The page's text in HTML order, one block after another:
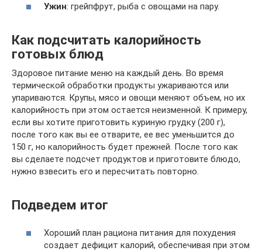
Ужин: грейпфрут, рыба с овощами на пару.
Как подсчитать калорийность
готовых блюд
Здоровое питание меню на каждый день. Во время
термической обработки продукты ужариваются или
упариваются. Крупы, мясо и овощи меняют объем, но их
калорийность при этом остается неизменной. К примеру,
если вы хотите приготовить куриную грудку (200 г),
после того как вы ее отварите, ее вес уменьшится до
150 г, но калорийность будет прежней. После того как
вы сделаете подсчет продуктов и приготовите блюдо,
нужно взвесить его и пересчитать повторно.
Подведем итог
Хороший план рациона питания для похудения
создает дефицит калорий, обеспечивая при этом